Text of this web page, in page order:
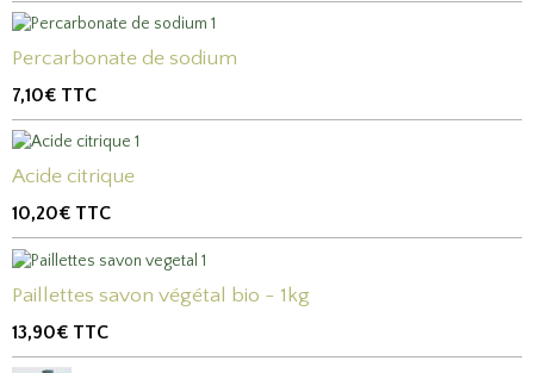
Percarbonate de sodium
7,10€ TTC
Acide citrique
10,20€ TTC
Paillettes savon végétal bio - 1kg
13,90€ TTC